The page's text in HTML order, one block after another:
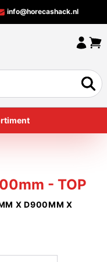
info@horecashack.nl
- TOP
X D900MM X